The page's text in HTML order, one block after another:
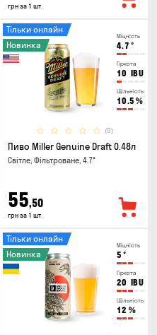
грн за 1 шт
Міцність
4.7 °
Гіркота
10 IBU
Щільність
10.5 %
(0)
Тільки онлайн
Новинка
Пиво Miller Genuine Draft 0.48л
Світле, Фільтроване, 4.7°
55,50
грн за 1 шт
Міцність
5 °
Гіркота
20 IBU
Щільність
12 %
Тільки онлайн
Новинка